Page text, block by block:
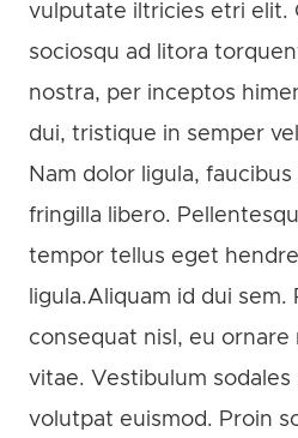
vulputate iltricies etri elit.
sociosqu ad litora
nostra, per inceptos
dui, tristique in semper
Nam dolor ligula,
fringilla libero.
tempor tellus eget
ligula.Aliquam id dui sem.
consequat nisl, eu ornare
vitae. Vestibulum sodales
volutpat euismod. Proin